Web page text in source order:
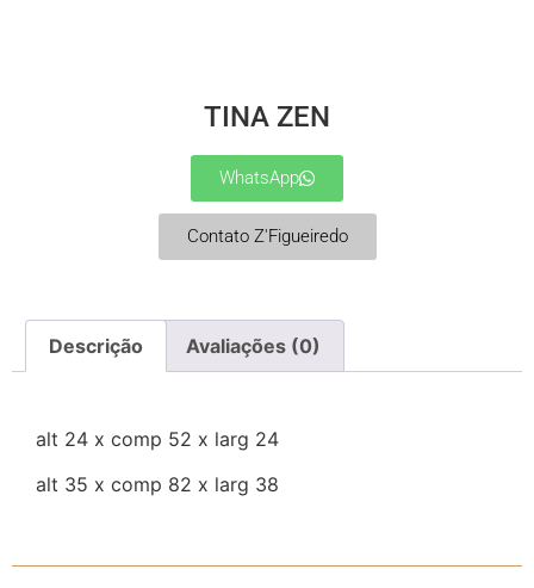
TINA ZEN
WhatsApp
Contato Z'Figueiredo
Descrição Avaliações (0)
alt 24 x comp 52 x larg 24
alt 35 x comp 82 x larg 38